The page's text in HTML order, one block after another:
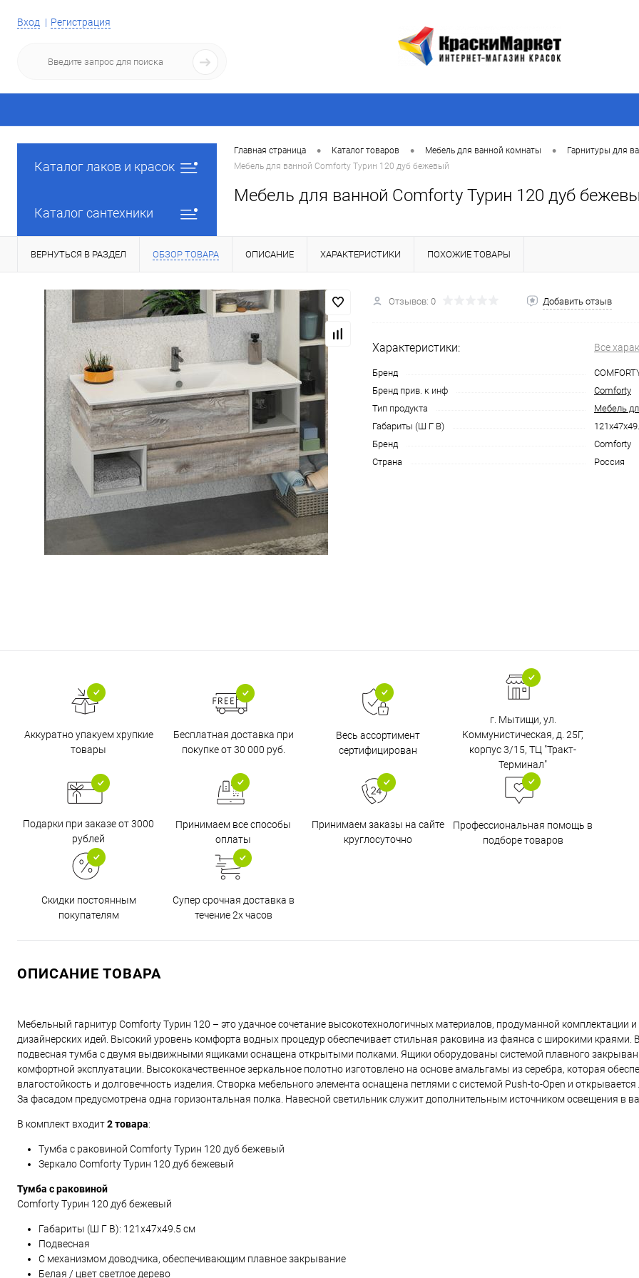
Вход Регистрация
Каталог лаков и красок
Каталог сантехники
Главная страница • Каталог товаров • Мебель для ванной комнаты •
Гарнитуры для
Мебель для ванной Comforty Турин 120 дуб бежевый
Мебель для ванной Comforty Турин 120 дуб
ВЕРНУТЬСЯ В РАЗДЕЛ ОБЗОР ТОВАРА ОПИСАНИЕ ХАРАКТЕРИСТИКИ ПОХОЖИЕ ТОВАРЫ
Отзывов: 0 Добавить отзыв
Характеристики: Все
Бренд
Бренд прив. к инф
Comforty
Тип продукта
Мебель
Габариты (Ш Г В)
Бренд
Comforty
Страна
Россия
Аккуратно упакуем хрупкие
товары
Бесплатная доставка при
покупке от 30 000 руб.
Весь ассортимент
сертифицирован
г. Мытищи, ул.
Коммунистическая, д. 25Г,
корпус 3/15, ТЦ "Тракт-
Терминал"
Подарки при заказе от 3000
рублей
Принимаем все способы
оплаты
Принимаем заказы на сайте
круглосуточно
Профессиональная помощь в
подборе товаров
Скидки постоянным
покупателям
Супер срочная доставка в
течение 2х часов
ОПИСАНИЕ ТОВАРА
Мебельный гарнитур Comforty Турин 120 – это удачное сочетание высокотехнологичных материалов, продуманной комплектации
дизайнерских идей. Высокий уровень комфорта водных процедур обеспечивает стильная раковина из фаянса с широкими краями.
подвесная тумба с двумя выдвижными ящиками оснащена открытыми полками. Ящики оборудованы системой плавного
комфортной эксплуатации. Высококачественное зеркальное полотно изготовлено на основе амальгамы из серебра, которая
влагостойкость и долговечность изделия. Створка мебельного элемента оснащена петлями с системой Push-to-Open и
За фасадом предусмотрена одна горизонтальная полка. Навесной светильник служит дополнительным источником освещения в
В комплект входит2 товара:
Тумба с раковиной Comforty Турин 120 дуб бежевый
Зеркало Comforty Турин 120 дуб бежевый
Тумба с раковиной
Comforty Турин 120 дуб бежевый
Габариты (Ш Г В): 121x47x49.5 см
Подвесная
С механизмом доводчика, обеспечивающим плавное закрывание
Белая / цвет светлое дерево